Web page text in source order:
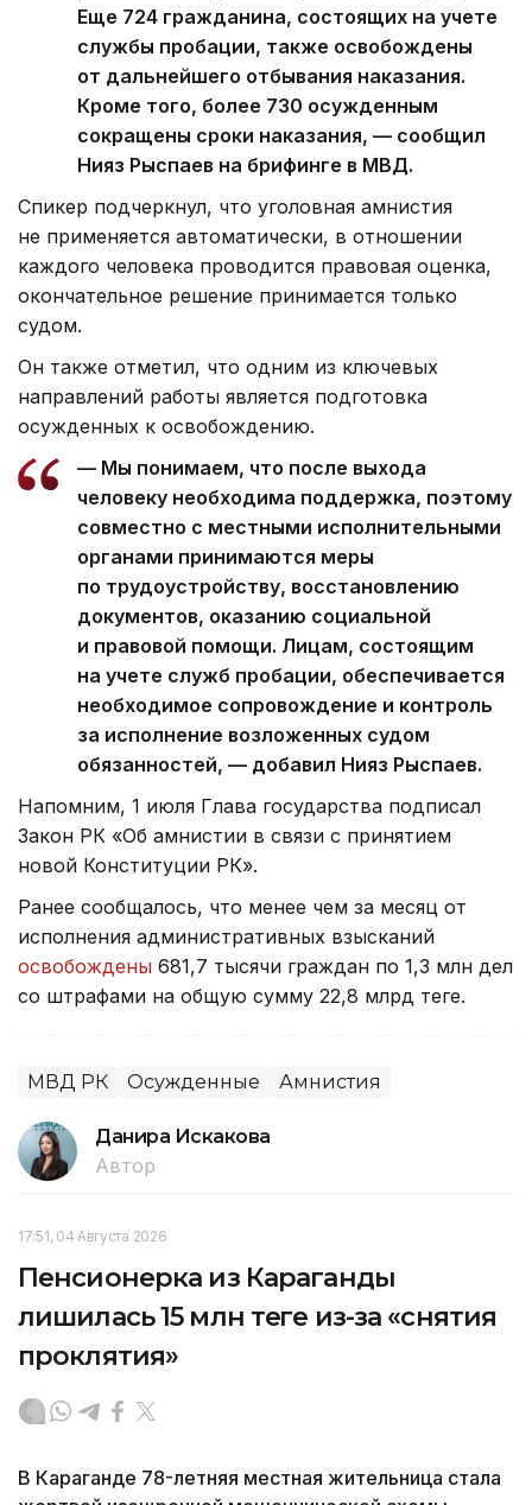
Еще 724 гражданина, состоящих на учете
службы пробации, также освобождены
от дальнейшего отбывания наказания.
Кроме того, более 730 осужденным
сокращены сроки наказания, — сообщил
Нияз Рыспаев на брифинге в МВД.
Спикер подчеркнул, что уголовная амнистия
не применяется автоматически, в отношении
каждого человека проводится правовая оценка,
окончательное решение принимается только
судом.
Он также отметил, что одним из ключевых
направлений работы является подготовка
осужденных к освобождению.
— Мы понимаем, что после выхода
человеку необходима поддержка, поэтому
совместно с местными исполнительными
органами принимаются меры
по трудоустройству, восстановлению
документов, оказанию социальной
и правовой помощи. Лицам, состоящим
на учете служб пробации, обеспечивается
необходимое сопровождение и контроль
за исполнение возложенных судом
обязанностей, — добавил Нияз Рыспаев.
Напомним, 1 июля Глава государства подписал
Закон РК «Об амнистии в связи с принятием
новой Конституции РК».
Ранее сообщалось, что менее чем за месяц от
исполнения административных взысканий
освобождены 681,7 тысячи граждан по 1,3 млн дел
со штрафами на общую сумму 22,8 млрд теңге.
МВД РК Осужденные Амнистия
Данира Искакова
Автор
17:51, 04 Августа 2026
Пенсионерка из Караганды
лишилась 15 млн теңге из-за «снятия
проклятия»
В Караганде 78-летняя местная жительница стала